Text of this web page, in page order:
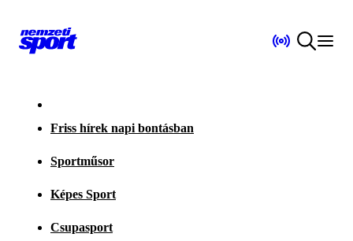
Friss hírek napi bontásban
Sportműsor
Képes Sport
Csupasport